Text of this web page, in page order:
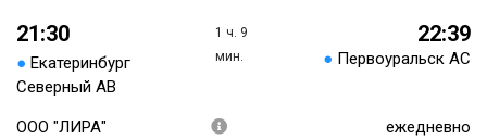
21:30
● Екатеринбург
Северный АВ
1 ч. 9
мин.
22:39
● Первоуральск АС
ООО "ЛИРА"
ежедневно